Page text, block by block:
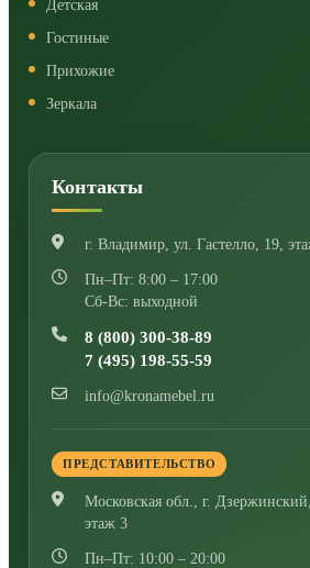
Детская
Гостиные
Прихожие
Зеркала
Контакты
г. Владимир, ул. Гастелло, 19,
Пн–Пт: 8:00 – 17:00
Сб-Вс: выходной
8 (800) 300-38-89
7 (495) 198-55-59
info@kronamebel.ru
ПРЕДСТАВИТЕЛЬСТВО
Московская обл., г. Дзержинский,
этаж 3
Пн–Пт: 10:00 – 20:00